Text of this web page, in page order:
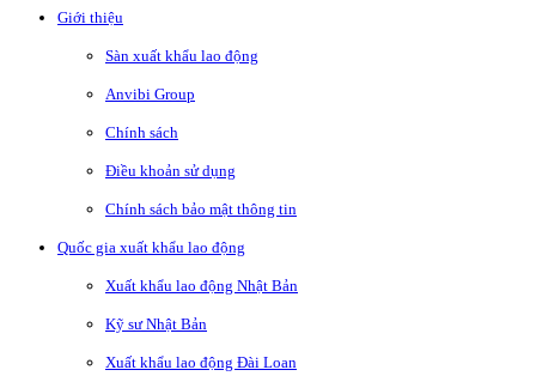
Giới thiệu
Sàn xuất khẩu lao động
Anvibi Group
Chính sách
Điều khoản sử dụng
Chính sách bảo mật thông tin
Quốc gia xuất khẩu lao động
Xuất khẩu lao động Nhật Bản
Kỹ sư Nhật Bản
Xuất khẩu lao động Đài Loan